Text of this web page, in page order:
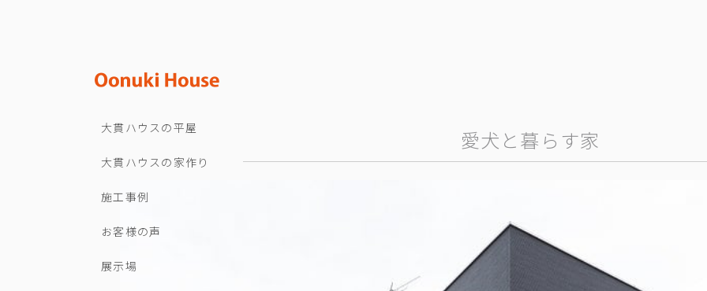
大貫ハウスの平屋
大貫ハウスの家作り
施工事例
お客様の声
展示場
愛犬と暮らす家